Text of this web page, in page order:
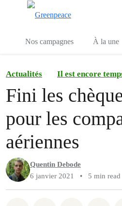
Nos campagnes À la une
Actualités Il est encore
Fini les
pour les
aériennes
Quentin Debode
6 janvier 2021
• 5 min read